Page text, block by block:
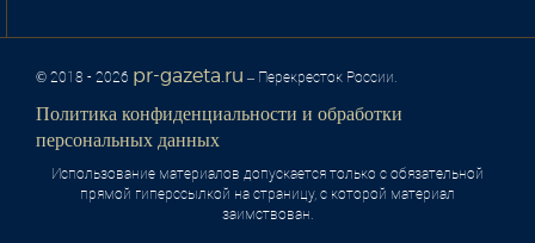
© 2018 - 2026 pr-gazeta.ru – Перекресток России.
Политика конфиденциальности и обработки
персональных данных
Использование материалов допускается только с обязательной
прямой гиперссылкой на страницу, с которой материал
заимствован.